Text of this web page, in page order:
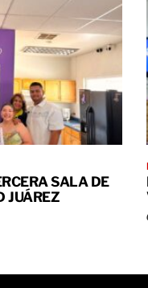
SALA DE
JUÁREZ